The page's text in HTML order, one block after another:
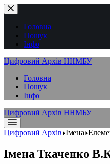
Перейти
до
вмістуГоловна
Пошук
Інфо
Цифровий Архів ННМБУ
Головна
Пошук
Інфо
Цифровий Архів ННМБУ
Цифровий Архів Імена
Імена Ткаченко